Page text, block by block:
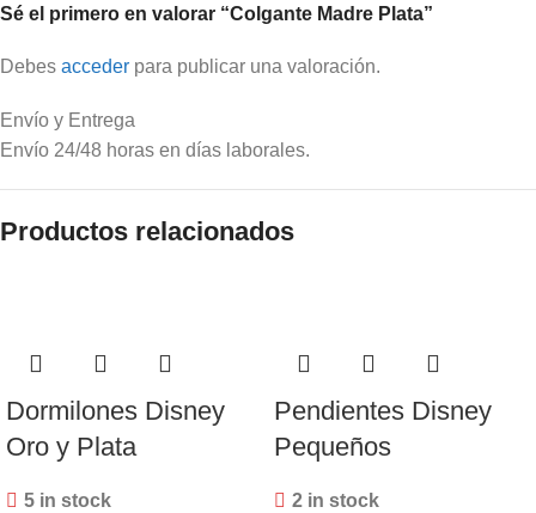
Sé el primero en valorar “Colgante Madre Plata”
Debes acceder para publicar una valoración.
Envío y Entrega
Envío 24/48 horas en días laborales.
Productos relacionados
Dormilones Disney
Oro y Plata
5 in stock
Pendientes Disney
Pequeños
2 in stock